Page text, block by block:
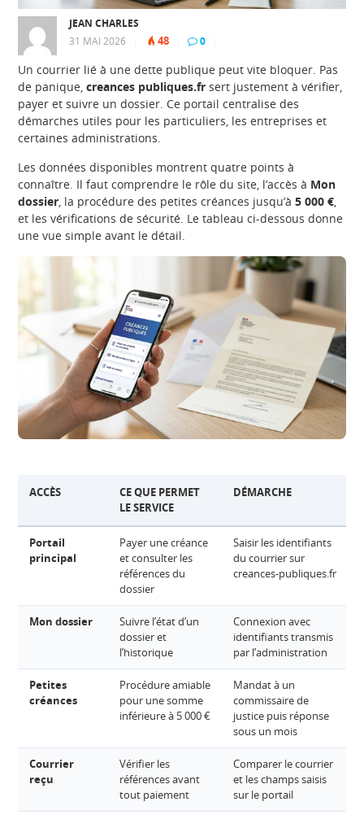
JEAN CHARLES
31 MAI 2026
48 0
Un courrier lié à une dette publique peut vite bloquer. Pas
de panique,creances publiques.fr sert justement à vérifier,
payer et suivre un dossier. Ce portail centralise des
démarches utiles pour les particuliers, les entreprises et
certaines administrations.
Les données disponibles montrent quatre points à
connaître. Il faut comprendre le rôle du site, l’accès à Mon
dossier, la procédure des petites créances jusqu’à5 000 €,
et les vérifications de sécurité. Le tableau ci-dessous donne
une vue simple avant le détail.
ACCÈS
CE QUE PERMET
LE SERVICE
DÉMARCHE
Portail
principal
Payer une créance
et consulter les
références du
dossier
Saisir les identifiants
du courrier sur
creances-publiques.fr
Mon dossier
Suivre l’état d’un
dossier et
l’historique
Connexion avec
identifiants transmis
par l’administration
Petites
créances
Procédure amiable
pour une somme
inférieure à 5 000 €
Mandat à un
commissaire de
justice puis réponse
sous un mois
Courrier
reçu
Vérifier les
références avant
tout paiement
Comparer le courrier
et les champs saisis
sur le portail